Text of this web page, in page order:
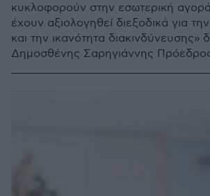
κυκλοφορούν στην εσωτερική
έχουν αξιολογηθεί διεξοδικά για
και την ικανότητα διακινδύνευσης»
Δημοσθένης Σαρηγιάννης